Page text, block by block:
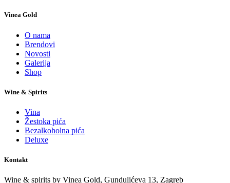
Vinea Gold
O nama
Brendovi
Novosti
Galerija
Shop
Wine & Spirits
Vina
Žestoka pića
Bezalkoholna pića
Deluxe
Kontakt
Wine & spirits by Vinea Gold, Gundulićeva 13, Zagreb